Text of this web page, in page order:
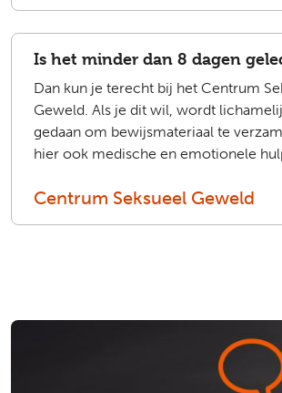
Is het minder dan 8 dagen
Dan kun je terecht bij het Centrum
Geweld. Als je dit wil, wordt
gedaan om bewijsmateriaal te
hier ook medische en emotionele
Centrum Seksueel Geweld